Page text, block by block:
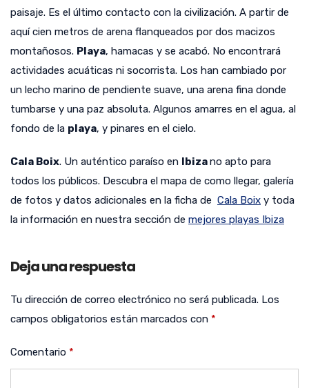
paisaje. Es el último contacto con la civilización. A partir de
aquí cien metros de arena flanqueados por dos macizos
montañosos. Playa, hamacas y se acabó. No encontrará
actividades acuáticas ni socorrista. Los han cambiado por
un lecho marino de pendiente suave, una arena fina donde
tumbarse y una paz absoluta. Algunos amarres en el agua, al
fondo de la playa, y pinares en el cielo.
Cala Boix. Un auténtico paraíso en Ibizano apto para
todos los públicos. Descubra el mapa de como llegar, galería
de fotos y datos adicionales en la ficha de Cala Boix y toda
la información en nuestra sección de mejores playas Ibiza
Deja una respuesta
Tu dirección de correo electrónico no será publicada. Los
campos obligatorios están marcados con *
Comentario *